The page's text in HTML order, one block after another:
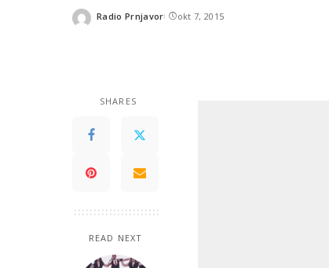
Posted
Radio Prnjavor okt 7, 2015
SHARES
READ NEXT